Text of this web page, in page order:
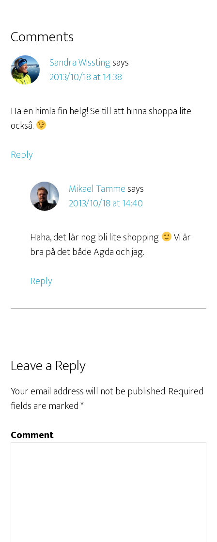
Comments
Sandra Wisstingsays
2013/10/18 at 14:38
Ha en himla fin helg! Se till att hinna shoppa lite
också.
Reply
Mikael Tammesays
2013/10/18 at 14:40
Haha, det lär nog bli lite shopping
Vi är
bra på det både Agda och jag.
Reply
Leave a Reply
Your email address will not be published.Required
fields are marked*
Comment